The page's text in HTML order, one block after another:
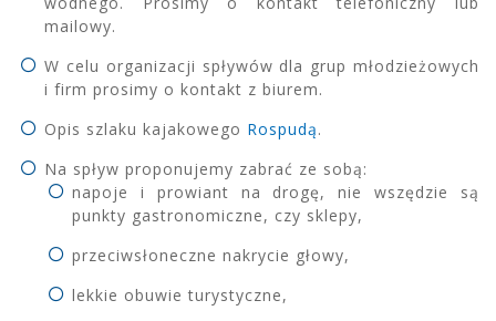
mailowy.
W celu organizacji spływów dla grup młodzieżowych
i firm prosimy o kontakt z biurem.
Opis szlaku kajakowego Rospudą.
Na spływ proponujemy zabrać ze sobą:
napoje i prowiant na drogę, nie wszędzie są
punkty gastronomiczne, czy sklepy,
przeciwsłoneczne nakrycie głowy,
lekkie obuwie turystyczne,